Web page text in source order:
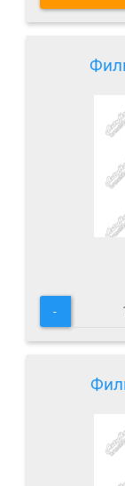
-